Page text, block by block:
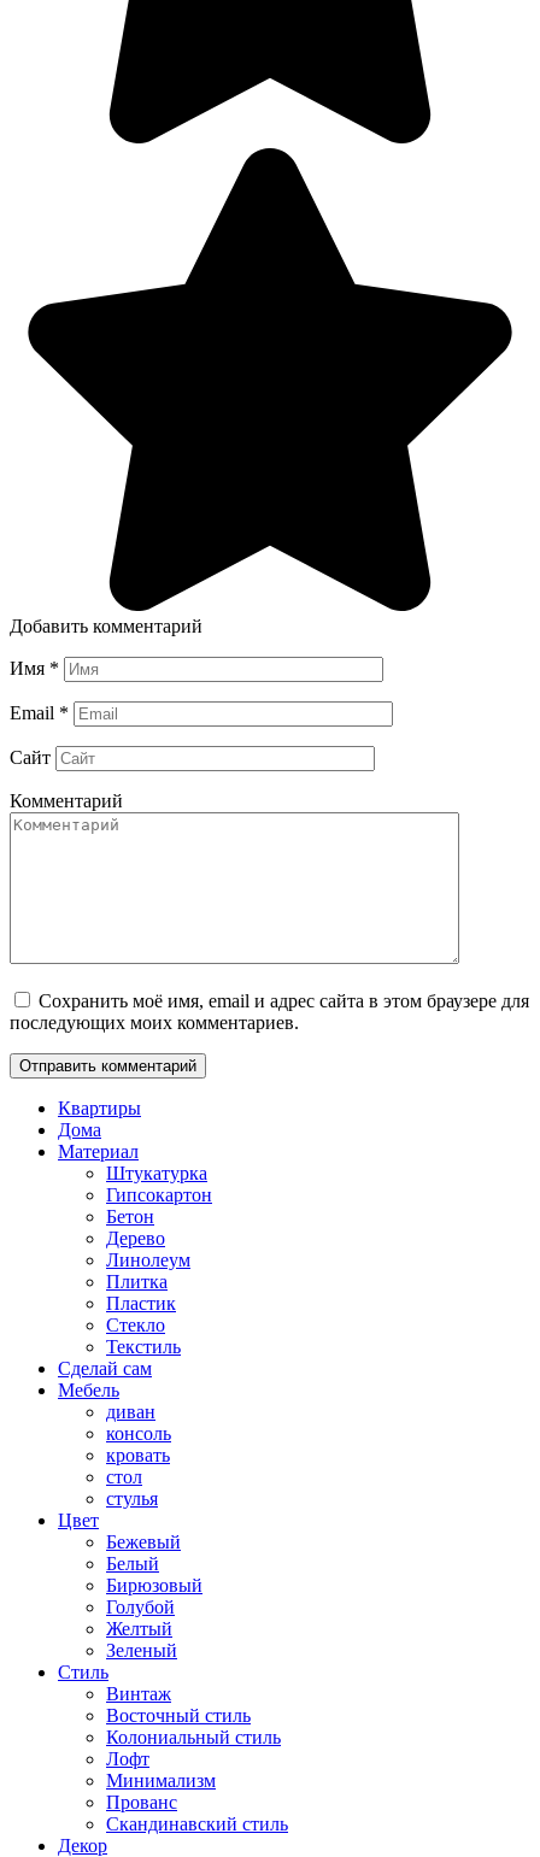
Добавить комментарий
Имя *
Email *
Сайт
Комментарий
Сохранить моё имя, email и адрес сайта в этом браузере для
последующих моих комментариев.
Квартиры
Дома
Материал
Штукатурка
Гипсокартон
Бетон
Дерево
Линолеум
Плитка
Пластик
Стекло
Текстиль
Сделай сам
Мебель
диван
консоль
кровать
стол
стулья
Цвет
Бежевый
Белый
Бирюзовый
Голубой
Желтый
Зеленый
Стиль
Винтаж
Восточный стиль
Колониальный стиль
Лофт
Минимализм
Прованс
Скандинавский стиль
Декор